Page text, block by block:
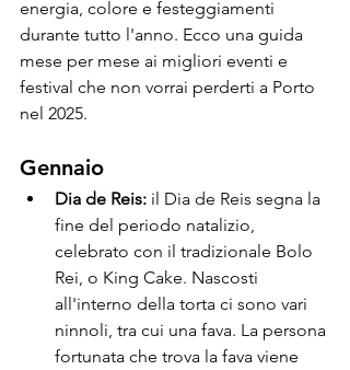
energia, colore e festeggiamenti
durante tutto l'anno. Ecco una guida
mese per mese ai migliori eventi e
festival che non vorrai perderti a Porto
nel 2025.
Gennaio
Dia de Reis: il Dia de Reis segna la
fine del periodo natalizio,
celebrato con il tradizionale Bolo
Rei, o King Cake. Nascosti
all'interno della torta ci sono vari
ninnoli, tra cui una fava. La persona
fortunata che trova la fava viene